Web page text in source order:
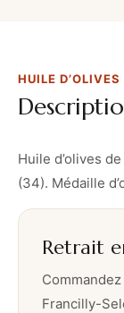
v
e
HUILE D’OLIVES
Huile d’olives
(34). Médaille
Retrait
Francilly-